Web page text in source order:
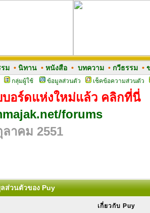
ม• นิทาน• หนังสือ• บทความ• กวีธรรม•
กลุ่มผู้ใช้ ข้อมูลส่วนตัว เช็คข้อความส่วนตัว
บอร์ดแห่งใหม่แล้ว คลิกที่นี่
forums
ลาคม 2551
ส่วนตัวของ Puy
เกี่ยวกับ Puy